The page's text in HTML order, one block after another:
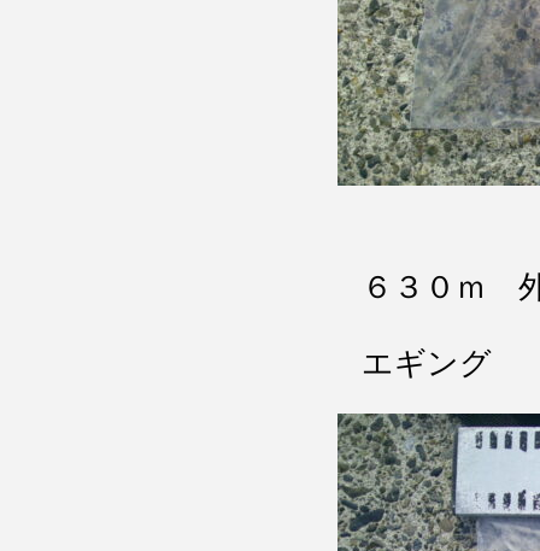
６３０ｍ
エギング